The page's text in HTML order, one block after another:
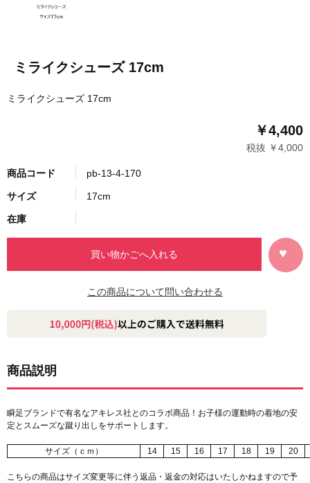
ミライクシューズ 17cm
ミライクシューズ 17cm
￥4,400
税抜 ￥4,000
商品コード pb-13-4-170
サイズ 17cm
在庫
この商品について問い合わせる
商品説明
瞬足ブランドで有名なアキレス社とのコラボ商品！お子様の運動時の着地の安
定とスムーズな蹴り出しをサポートします。
サイズ（ｃｍ） 14 15 16 17 18 19 20
こちらの商品はサイズ変更等に伴う返品・返金の対応はいたしかねますので予